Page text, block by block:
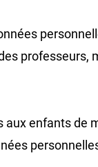
professeurs,
enfants de